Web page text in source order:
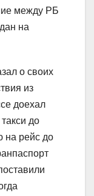
между РБ
на
о своих
из
доехал
до
на рейс до